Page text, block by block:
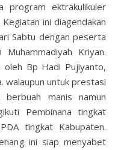
program ektrakulikuler
ini diagendakan
Sabtu dengan peserta
Kriyan.
oleh Bp Hadi Pujiyanto,
walaupun untuk prestasi
berbuah manis namun
Pembinana tingkat
tingkat Kabupaten.
ini siap menyabet